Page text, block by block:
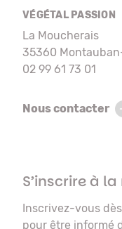
VÉGÉTAL PASSION
La Moucherais
35360
02 99 61 73 01
Nous contacter
S’inscrire à
Inscrivez-vous
pour être informé